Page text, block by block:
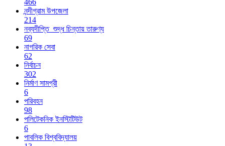
466
নন্দীগ্রাম উপজেলা
214
নব্যদীপ্তি_শুদ্ধ চিন্তায় তারুণ্য
69
নাগরিক সেবা
62
নির্বাচন
302
নির্মাণ সামগ্রী
6
পরিবহন
98
পলিটেকনিক ইনস্টিটিউট
6
পাবলিক বিশ্ববিদ্যালয়